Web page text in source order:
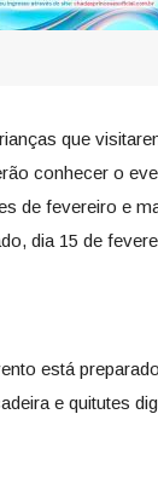
que
conhecer o
de fevereiro e
dia 15 de
está
e quitutes